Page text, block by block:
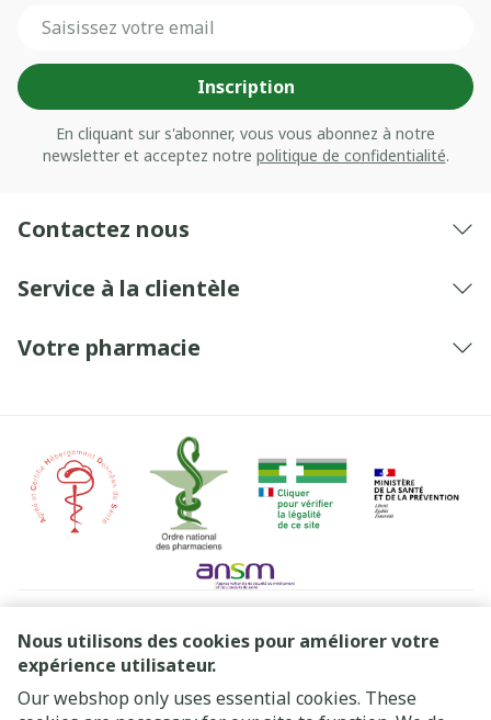
Nous utilisons des cookies pour améliorer votre
expérience utilisateur.
Our webshop only uses essential cookies. These
Inscription
En cliquant sur s'abonner, vous vous abonnez à notre
newsletter et acceptez notre politique de confidentialité.
Contactez nous
Service à la clientèle
Votre pharmacie
Liens légaux